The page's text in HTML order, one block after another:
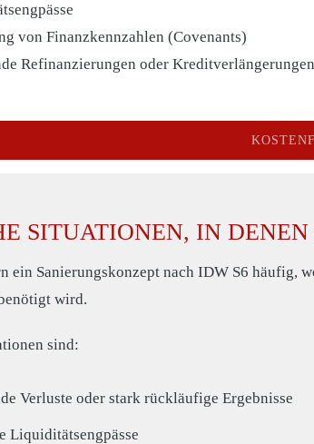
von Finanzkennzahlen (Covenants)
Refinanzierungen oder Kreditverlängerungen
SITUATIONEN, IN
ein Sanierungskonzept nach IDW S6 häufig,
wird.
sind:
Verluste oder stark rückläufige Ergebnisse
Liquiditätsengpässe